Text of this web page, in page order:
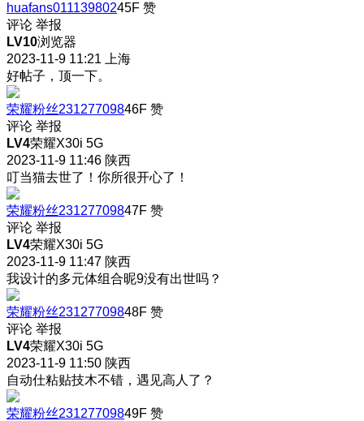
huafans01113980245F 赞
评论 举报
LV10浏览器
2023-11-9 11:21
上海
好帖子，顶一下。
荣耀粉丝23127709846F 赞
评论 举报
LV4荣耀X30i 5G
2023-11-9 11:46 陕西
叮当猫去世了！你所很开心了！
荣耀粉丝23127709847F 赞
评论 举报
LV4荣耀X30i 5G
2023-11-9 11:47 陕西
我设计的多元体组合昵9没有出世吗？
荣耀粉丝23127709848F 赞
评论 举报
LV4荣耀X30i 5G
2023-11-9 11:50 陕西
自动仕粘贴技木不错，遇见高人了？
荣耀粉丝23127709849F 赞